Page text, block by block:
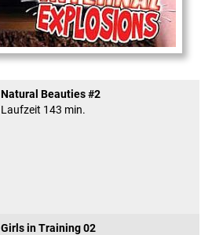
Natural Beauties #2
Laufzeit 143 min.
Girls in Training 02